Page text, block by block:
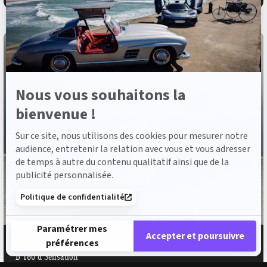
Axeptio
Nous vous souhaitons la
bienvenue !
Sur ce site, nous utilisons des cookies pour mesurer notre
audience, entretenir la relation avec vous et vous adresser
de temps à autre du contenu qualitatif ainsi que de la
publicité personnalisée.
Politique de confidentialité
Paramétrer mes
préférences
Accepter et poursuivre
Plateforme de Gestion du Consentement : Personnalisez vos
MERCEDES-BENZ Classe B
B 180 d Sensation